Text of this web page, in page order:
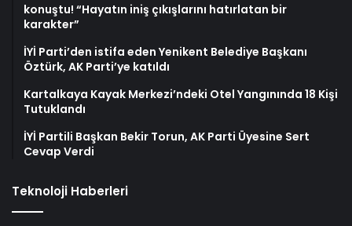
konuştu! “Hayatın iniş çıkışlarını hatırlatan bir
karakter”
İYİ Parti’den istifa eden Yenikent Belediye Başkanı
Öztürk, AK Parti’ye katıldı
Kartalkaya Kayak Merkezi’ndeki Otel Yangınında 18 Kişi
Tutuklandı
İYİ Partili Başkan Bekir Torun, AK Parti Üyesine Sert
Cevap Verdi
Teknoloji Haberleri